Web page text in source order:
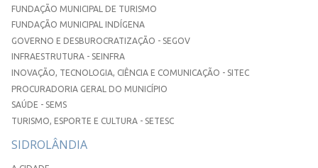
FUNDAÇÃO MUNICIPAL DE TURISMO
FUNDAÇÃO MUNICIPAL INDÍGENA
GOVERNO E DESBUROCRATIZAÇÃO - SEGOV
INFRAESTRUTURA - SEINFRA
INOVAÇÃO, TECNOLOGIA, CIÊNCIA E COMUNICAÇÃO - SITEC
PROCURADORIA GERAL DO MUNICÍPIO
SAÚDE - SEMS
TURISMO, ESPORTE E CULTURA - SETESC
SIDROLÂNDIA